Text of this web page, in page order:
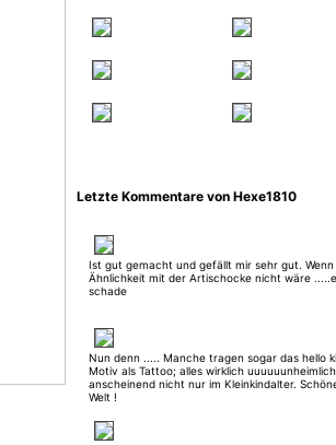
Letzte Kommentare von Hexe1810
Ist gut gemacht und gefällt mir sehr gut. Wenn
Ähnlichkeit mit der Artischocke nicht wäre
schade
Nun denn ..... Manche tragen sogar das hello
Motiv als Tattoo; alles wirklich
anscheinend nicht nur im Kleinkindalter.
Welt !